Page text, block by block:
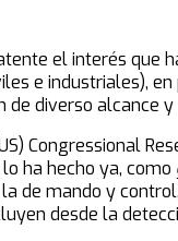
el interés que
e industriales),
diverso alcance
Congressional
ha hecho ya, como
de mando y
desde la